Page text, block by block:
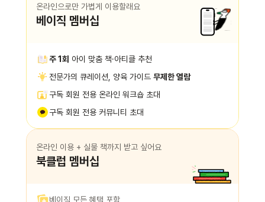
온라인으로만 가볍게 이용할래요
베이직 멤버십
주 1회 아이 맞춤 책·아티클 추천
전문가의 큐레이션, 양육 가이드 무제한 열람
구독 회원 전용 온라인 워크숍 초대
구독 회원 전용 커뮤니티 초대
온라인 이용 + 실물 책까지 받고 싶어요
북클럽 멤버십
베이직 모든 혜택 포함